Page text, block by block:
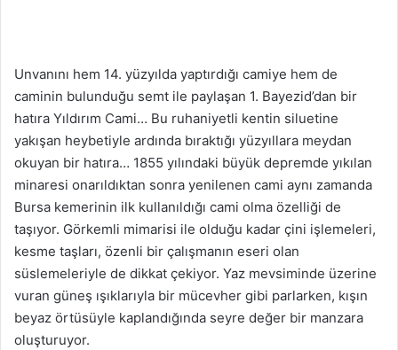
Unvanını hem 14. yüzyılda yaptırdığı camiye hem de
caminin bulunduğu semt ile paylaşan 1. Bayezid’dan bir
hatıra Yıldırım Cami… Bu ruhaniyetli kentin siluetine
yakışan heybetiyle ardında bıraktığı yüzyıllara meydan
okuyan bir hatıra… 1855 yılındaki büyük depremde yıkılan
minaresi onarıldıktan sonra yenilenen cami aynı zamanda
Bursa kemerinin ilk kullanıldığı cami olma özelliği de
taşıyor. Görkemli mimarisi ile olduğu kadar çini işlemeleri,
kesme taşları, özenli bir çalışmanın eseri olan
süslemeleriyle de dikkat çekiyor. Yaz mevsiminde üzerine
vuran güneş ışıklarıyla bir mücevher gibi parlarken, kışın
beyaz örtüsüyle kaplandığında seyre değer bir manzara
oluşturuyor.